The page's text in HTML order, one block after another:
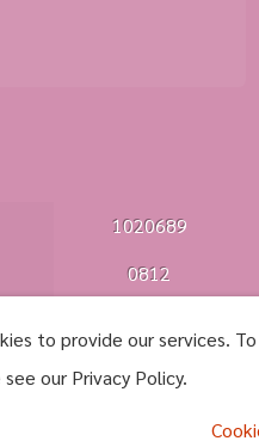
1020689
0812
0003
to provide our services.
our Privacy Policy.